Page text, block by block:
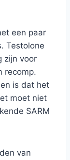
een paar
Testolone
zijn voor
recomp.
is dat het
moet niet
SARM
van